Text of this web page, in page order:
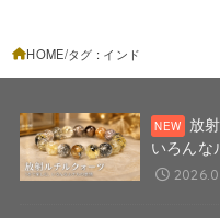
HOME タグ : インド
放
いろんな